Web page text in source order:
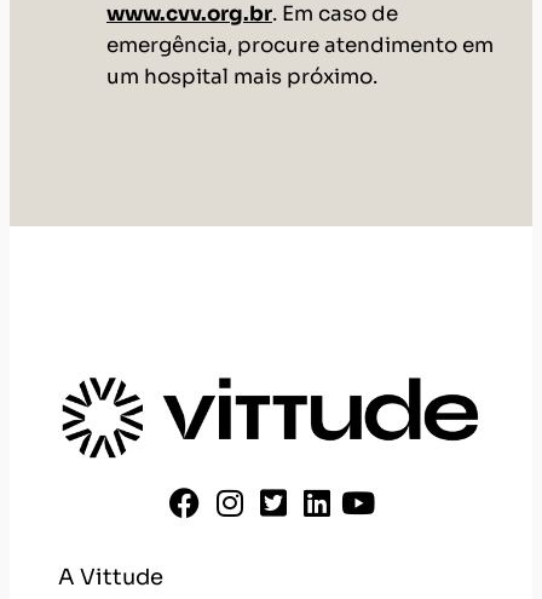
www.cvv.org.br. Em caso de
emergência, procure atendimento em
um hospital mais próximo.
A Vittude